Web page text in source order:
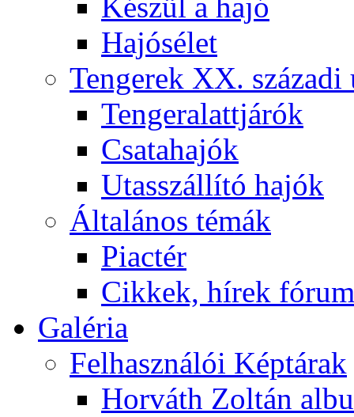
Hajósélet
Tengerek XX. századi
Tengeralattjárók
Csatahajók
Utasszállító hajók
Általános témák
Piactér
Cikkek, hírek
Galéria
Felhasználói Képtárak
Horváth Zoltán